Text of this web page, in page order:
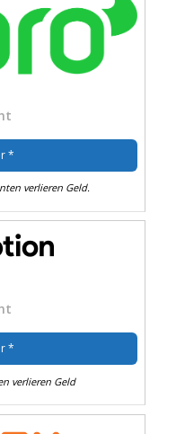
*
verlieren Geld.
*
verlieren Geld